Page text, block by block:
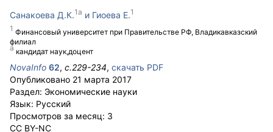
Санакоева Д.К.
Финансовый университет при Правительстве РФ, Владикавказский
филиал
кандидат наук,доцент
Гиоева Е.
NovaInfo 62, с.229-234, скачать PDF
Опубликовано 21 марта 2017
Раздел: Экономические науки
Язык: Русский
Просмотров за месяц: 3
CC BY-NC